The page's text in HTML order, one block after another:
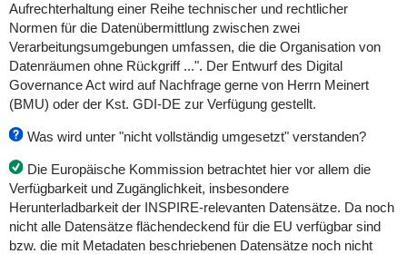
Aufrechterhaltung einer Reihe technischer und rechtlicher
Normen für die Datenübermittlung zwischen zwei
Verarbeitungsumgebungen umfassen, die die Organisation von
Datenräumen ohne Rückgriff ...". Der Entwurf des Digital
Governance Act wird auf Nachfrage gerne von Herrn Meinert
(BMU) oder der Kst. GDI-DE zur Verfügung gestellt.
Was wird unter "nicht vollständig umgesetzt" verstanden?
Die Europäische Kommission betrachtet hier vor allem die
Verfügbarkeit und Zugänglichkeit, insbesondere
Herunterladbarkeit der INSPIRE-relevanten Datensätze. Da noch
nicht alle Datensätze flächendeckend für die EU verfügbar sind
bzw. die mit Metadaten beschriebenen Datensätze noch nicht